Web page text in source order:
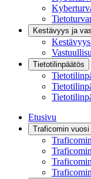
Kestävyys ja
Tietotilinpäätös
Etusivu
Traficomin vuosi